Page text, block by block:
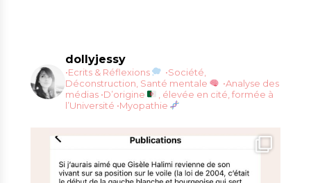
dollyjessy
•Ecrits & Réflexions
•Société,
Déconstruction, Santé mentale
•Analyse des
médias •D’origine
, élevée en cité, formée à
l’Université •Myopathie